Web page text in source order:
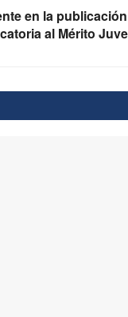
en la
al Mérito